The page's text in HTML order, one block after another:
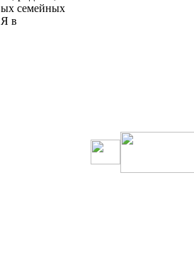
семейных
Я в